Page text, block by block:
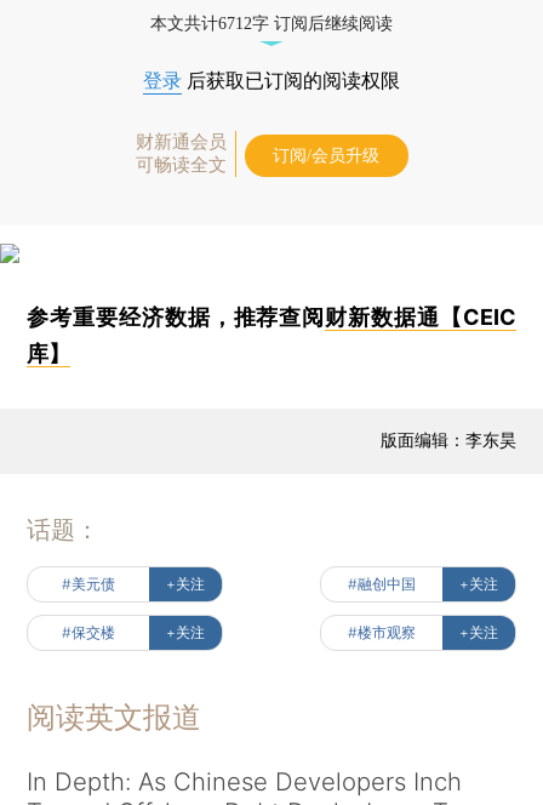
本文共计6712字 订阅后继续阅读
登录 后获取已订阅的阅读权限
财新通会员
可畅读全文
订阅/会员升级
参考重要经济数据，推荐查阅财新数据通【CEIC
库】
版面编辑：李东昊
话题：
#美元债 +关注 #融创中国 +关注
#保交楼 +关注 #楼市观察 +关注
阅读英文报道
In Depth: As Chinese Developers Inch